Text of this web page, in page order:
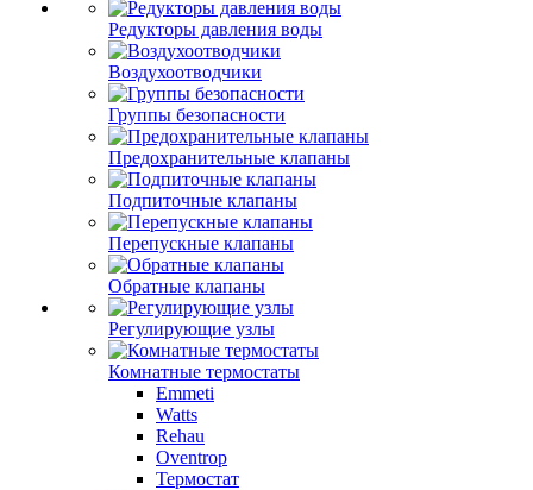
Редукторы давления воды
Воздухоотводчики
Группы безопасности
Предохранительные клапаны
Подпиточные клапаны
Перепускные клапаны
Обратные клапаны
Регулирующие узлы
Комнатные термостаты
Emmeti
Watts
Rehau
Oventrop
Термостат